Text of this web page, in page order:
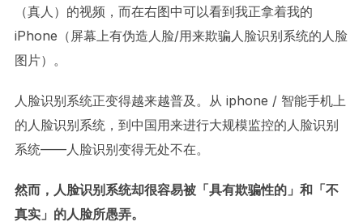
（真人）的视频，而在右图中可以看到我正拿着我的
iPhone（屏幕上有伪造人脸/用来欺骗人脸识别系统的人脸
图片）。
人脸识别系统正变得越来越普及。从 iphone / 智能手机上
的人脸识别系统，到中国用来进行大规模监控的人脸识别
系统——人脸识别变得无处不在。
然而，人脸识别系统却很容易被「具有欺骗性的」和「不
真实」的人脸所愚弄。